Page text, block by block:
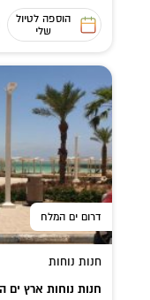
הוספה לטיול
שלי
דרום ים המלח
חנות נוחות
חנות נוחות ארץ ים